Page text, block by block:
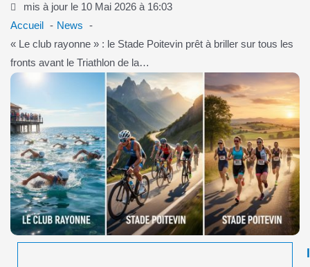
mis à jour le 10 Mai 2026 à 16:03
Accueil
News
« Le club rayonne » : le Stade Poitevin prêt à briller sur tous les
fronts avant le Triathlon de la…
l